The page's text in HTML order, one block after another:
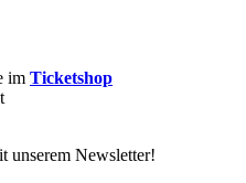
im Ticketshop
unserem Newsletter!